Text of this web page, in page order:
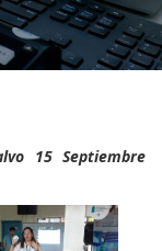
15 Septiembre